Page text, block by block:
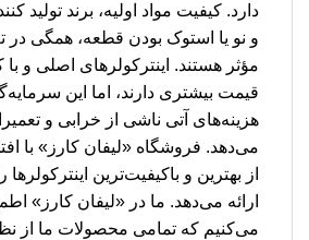
دارد. کیفیت مواد اولیه، برند تولید
و نو یا استوک بودن قطعه، همگی در
مؤثر هستند. اینترکولرهای اصلی و با
قیمت بیشتری دارند، اما این
هزینه‌های آتی ناشی از خرابی و
می‌دهد. فروشگاه «لیفان کارز» با
ارائه می‌دهد. ما در «لیفان کارز»
می‌کنیم که تمامی محصولات ما از